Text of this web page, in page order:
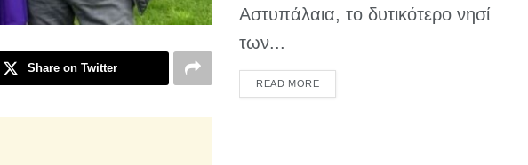
Share on Twitter
Αστυπάλαια, το δυτικότερο νησί
των...
READ MOREDETAILS